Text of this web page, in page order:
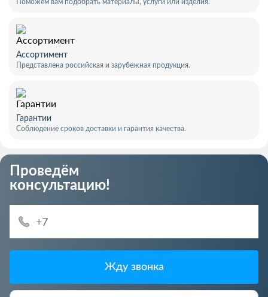
Поможем вам подобрать материалы, услуги или изделия.
Ассортимент
Представлена российская и зарубежная продукция.
Гарантии
Соблюдение сроков доставки и гарантия качества.
Проведём
консультацию!
Жду звонка